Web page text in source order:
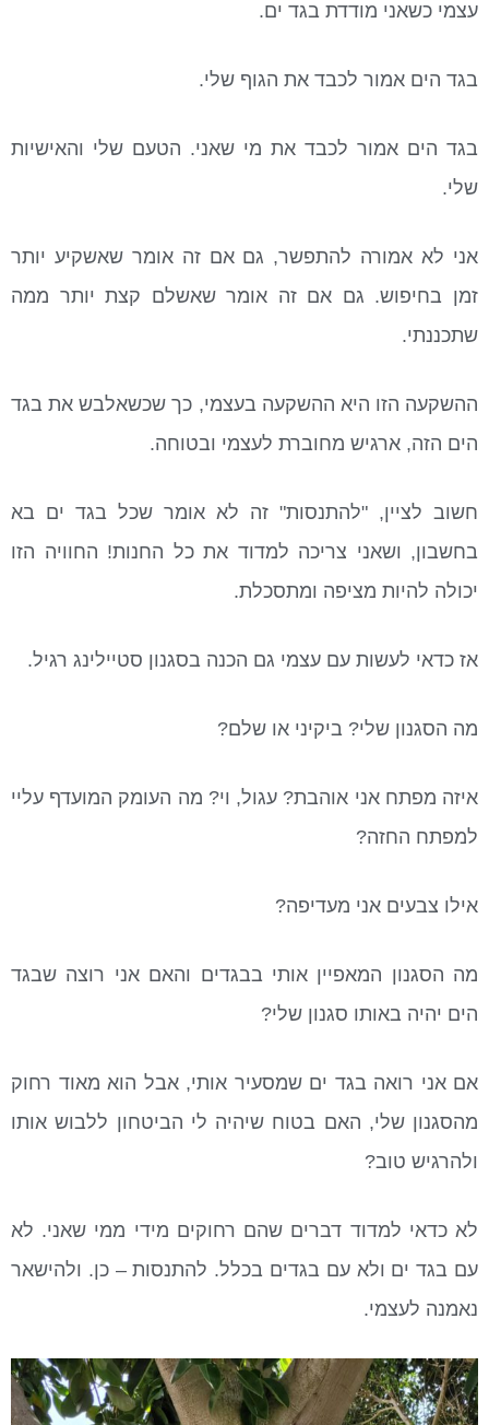
עצמי כשאני מודדת בגד ים.
בגד הים אמור לכבד את הגוף שלי.
בגד הים אמור לכבד את מי שאני. הטעם שלי והאישיות
שלי.
אני לא אמורה להתפשר, גם אם זה אומר שאשקיע יותר
זמן בחיפוש. גם אם זה אומר שאשלם קצת יותר ממה
שתכננתי.
ההשקעה הזו היא ההשקעה בעצמי, כך שכשאלבש את בגד
הים הזה, ארגיש מחוברת לעצמי ובטוחה.
חשוב לציין, "להתנסות" זה לא אומר שכל בגד ים בא
בחשבון, ושאני צריכה למדוד את כל החנות! החוויה הזו
יכולה להיות מציפה ומתסכלת.
אז כדאי לעשות עם עצמי גם הכנה בסגנון סטיילינג רגיל.
מה הסגנון שלי? ביקיני או שלם?
איזה מפתח אני אוהבת? עגול, וי? מה העומק המועדף עליי
למפתח החזה?
אילו צבעים אני מעדיפה?
מה הסגנון המאפיין אותי בבגדים והאם אני רוצה שבגד
הים יהיה באותו סגנון שלי?
אם אני רואה בגד ים שמסעיר אותי, אבל הוא מאוד רחוק
מהסגנון שלי, האם בטוח שיהיה לי הביטחון ללבוש אותו
ולהרגיש טוב?
לא כדאי למדוד דברים שהם רחוקים מידי ממי שאני. לא
עם בגד ים ולא עם בגדים בכלל. להתנסות – כן. ולהישאר
נאמנה לעצמי.